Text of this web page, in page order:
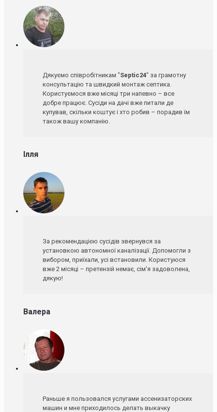
Дякуємо співробітникам "Septic24" за грамотну
консультацію та швидкий монтаж септика.
Користуємося вже місяці три напевно – все
добре працює. Сусіди на дачі вже питали де
купував, скільки коштує і хто робив – порадив їм
також вашу компанію.
Ілля
За рекомендацією сусідів звернувся за
установкою автономної каналізації. Допомогли з
вибором, приїхали, усі встановили. Користуюся
вже 2 місяці – претензій немає, сім'я задоволена,
дякую!
Валера
Раньше я пользовался услугами ассенизаторских
машин и мне приходилось делать выкачку